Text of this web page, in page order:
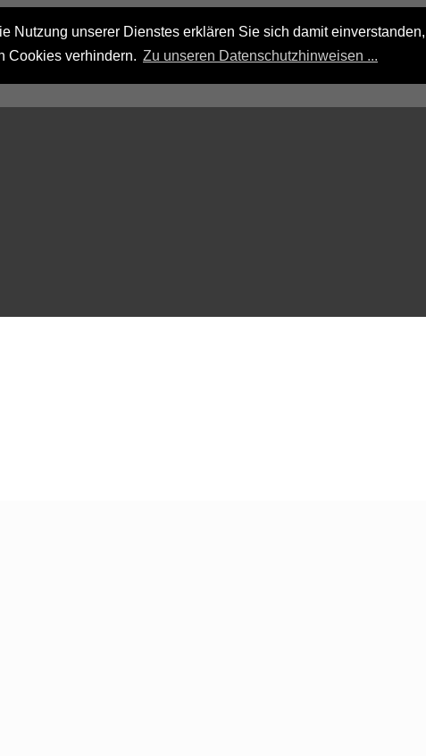
Nutzung unserer Dienstes erklären Sie sich damit
Cookies verhindern. Zu unseren Datenschutzhinweisen ...